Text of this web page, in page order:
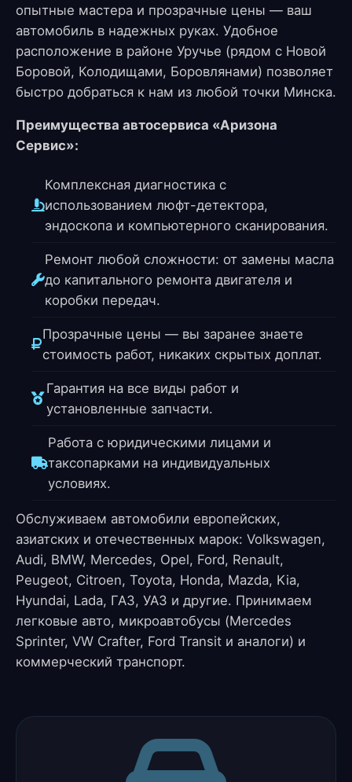
опытные мастера и прозрачные цены — ваш
автомобиль в надежных руках. Удобное
расположение в районе Уручье (рядом с Новой
Боровой, Колодищами, Боровлянами) позволяет
быстро добраться к нам из любой точки Минска.
Преимущества автосервиса «Аризона
Сервис»:
Комплексная диагностика с
использованием люфт-детектора,
эндоскопа и компьютерного сканирования.
Ремонт любой сложности: от замены масла
до капитального ремонта двигателя и
коробки передач.
Прозрачные цены — вы заранее знаете
стоимость работ, никаких скрытых доплат.
Гарантия на все виды работ и
установленные запчасти.
Работа с юридическими лицами и
таксопарками на индивидуальных
условиях.
Обслуживаем автомобили европейских,
азиатских и отечественных марок: Volkswagen,
Audi, BMW, Mercedes, Opel, Ford, Renault,
Peugeot, Citroen, Toyota, Honda, Mazda, Kia,
Hyundai, Lada, ГАЗ, УАЗ и другие. Принимаем
легковые авто, микроавтобусы (Mercedes
Sprinter, VW Crafter, Ford Transit и аналоги) и
коммерческий транспорт.